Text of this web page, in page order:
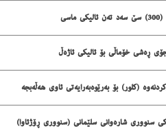
ڕه‌شی خۆماڵی بۆ ئالیكی ئاژه‌ڵ
(كلور) بۆ به‌رێوه‌به‌رایه‌تی ئاوی هه‌ڵه‌بجه‌
سنووری شاره‌وانی سلێمانی (سنووری ڕۆژئاوا)